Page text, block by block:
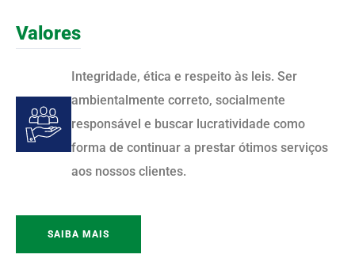
Valores
Integridade, ética e respeito às leis. Ser
ambientalmente correto, socialmente
responsável e buscar lucratividade como
forma de continuar a prestar ótimos serviços
aos nossos clientes.
SAIBA MAIS